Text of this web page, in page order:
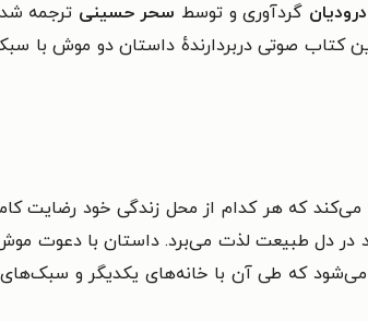
گردآوری و توسط سحر حسینی ترجمه
کتاب صوتی دربردارندهٔ داستان دو موش با
که هر کدام از محل زندگی خود رضایت
در دل طبیعت لذت می‌برد. داستان با دعوت
می‌شود که طی آن با خانه‌های یکدیگر و